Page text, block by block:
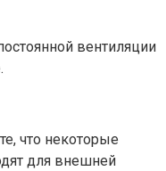
вентиляции
что некоторые
для внешней